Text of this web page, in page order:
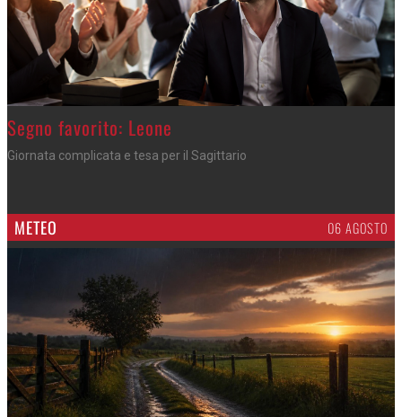
>
Segno favorito: Leone
Giornata complicata e tesa per il Sagittario
METEO 06 AGOSTO